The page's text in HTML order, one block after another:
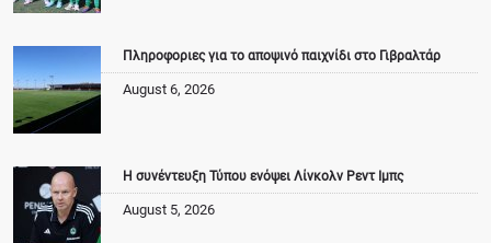
Πληροφοριες για το αποψινό παιχνίδι στο Γιβραλτάρ
August 6, 2026
Η συνέντευξη Τύπου ενόψει Λίνκολν Ρεντ Ιμπς
August 5, 2026